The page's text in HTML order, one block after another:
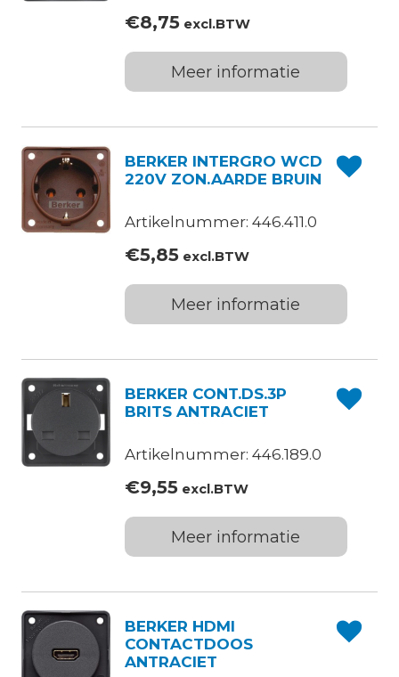
€8,75excl.BTW
Meer informatie
BERKER INTERGRO WCD
220V ZON.AARDE BRUIN
Artikelnummer: 446.411.0
€5,85excl.BTW
Meer informatie
BERKER CONT.DS.3P
BRITS ANTRACIET
Artikelnummer: 446.189.0
€9,55excl.BTW
Meer informatie
BERKER HDMI
CONTACTDOOS
ANTRACIET